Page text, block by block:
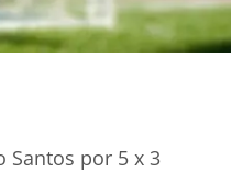
Santos por 5 x 3